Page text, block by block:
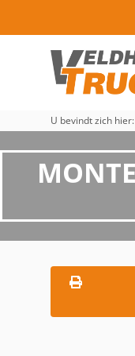
U bevindt zich hier: